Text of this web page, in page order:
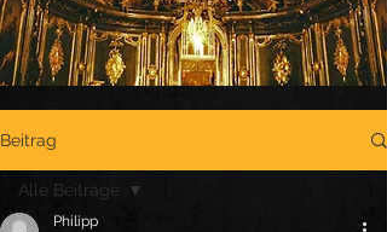
Beitrag
Alle Beiträge
Philipp